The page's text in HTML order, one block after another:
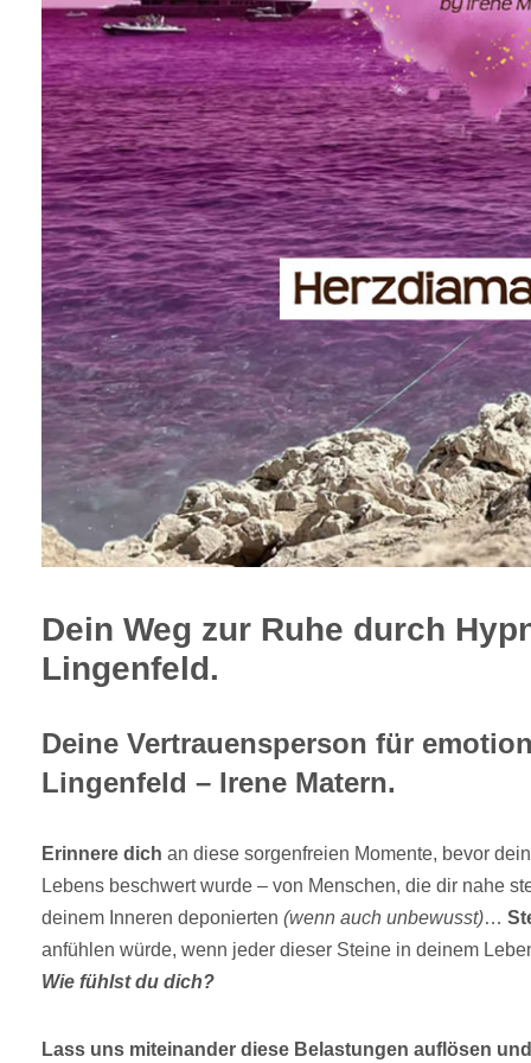
Dein Weg zur Ruhe durch
Lingenfeld.
Deine Vertrauensperson für
Lingenfeld – Irene Matern.
Erinnere dich an diese sorgenfreien Momente, bevor
Lebens beschwert wurde – von Menschen, die dir nahe
deinem Inneren deponierten (wenn auch unbewusst)…
anfühlen würde, wenn jeder dieser Steine in deinem
Wie fühlst du dich?
Lass uns miteinander diese Belastungen auflösen